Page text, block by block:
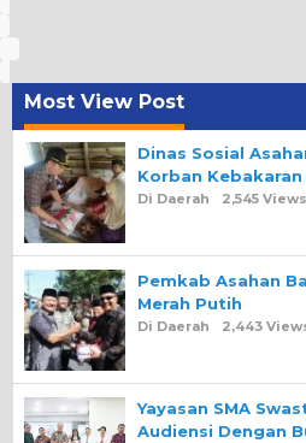
Most View Post
Dinas Sosial
Korban Kebakaran
Di Daerah 2,545 Views
Pemkab Asahan
Merah Putih
Di Daerah 2,443
Yayasan SMA
Audiensi Dengan